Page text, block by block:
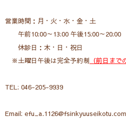
営業時間：月・火・水・金・土
午前10:00～13:00 午後15:00～20:00
休診日：木・日・祝日
※土曜日午後は完全予約制 （前日まで
TEL: 046-205-9939
Email: efu_a.1126@fsinkyuuseikotu.com